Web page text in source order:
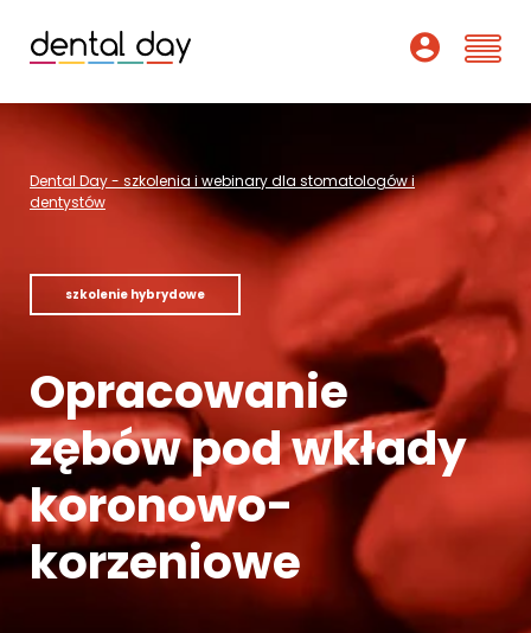
Webinary
Wykładowcy
Dofinansowania
Podcast
Pomoc
Kontakt
Dental Day - szkolenia i webinary dla stomatologów i
dentystów
szkolenie hybrydowe
Opracowanie
zębów pod wkłady
koronowo-
korzeniowe